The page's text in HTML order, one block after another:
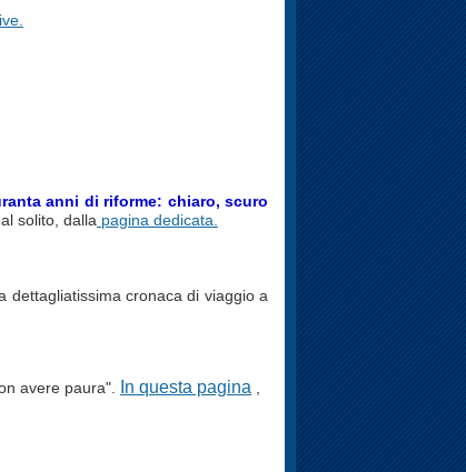
anni di riforme: chiaro, scuro
solito, dalla pagina dedicata.
dettagliatissima cronaca di viaggio a
avere paura". In questa pagina